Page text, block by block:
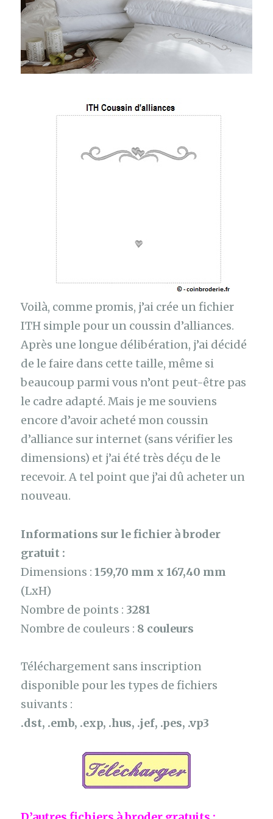
Voilà, comme promis, j’ai crée un fichier
ITH simple pour un coussin d’alliances.
Après une longue délibération, j’ai décidé
de le faire dans cette taille, même si
beaucoup parmi vous n’ont peut-être pas
le cadre adapté. Mais je me souviens
encore d’avoir acheté mon coussin
d’alliance sur internet (sans vérifier les
dimensions) et j’ai été très déçu de le
recevoir. A tel point que j’ai dû acheter un
nouveau.
Informations sur le fichier à broder
gratuit :
Dimensions :159,70 mm x 167,40 mm
(LxH)
Nombre de points : 3281
Nombre de couleurs : 8 couleurs
Téléchargement sans inscription
disponible pour les types de fichiers
suivants :
.dst, .emb, .exp, .hus, .jef, .pes, .vp3